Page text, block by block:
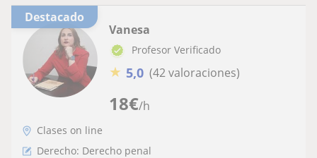
Destacado
18€/h
Vanesa
Profesor Verificado
★ 5,0 (42 valoraciones)
Clases on line
Derecho: Derecho penal